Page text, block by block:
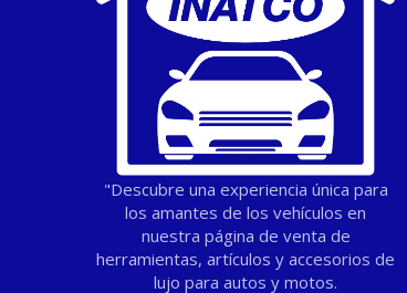
"Descubre una experiencia única para
los amantes de los vehículos en
nuestra página de venta de
herramientas, artículos y accesorios de
lujo para autos y motos.